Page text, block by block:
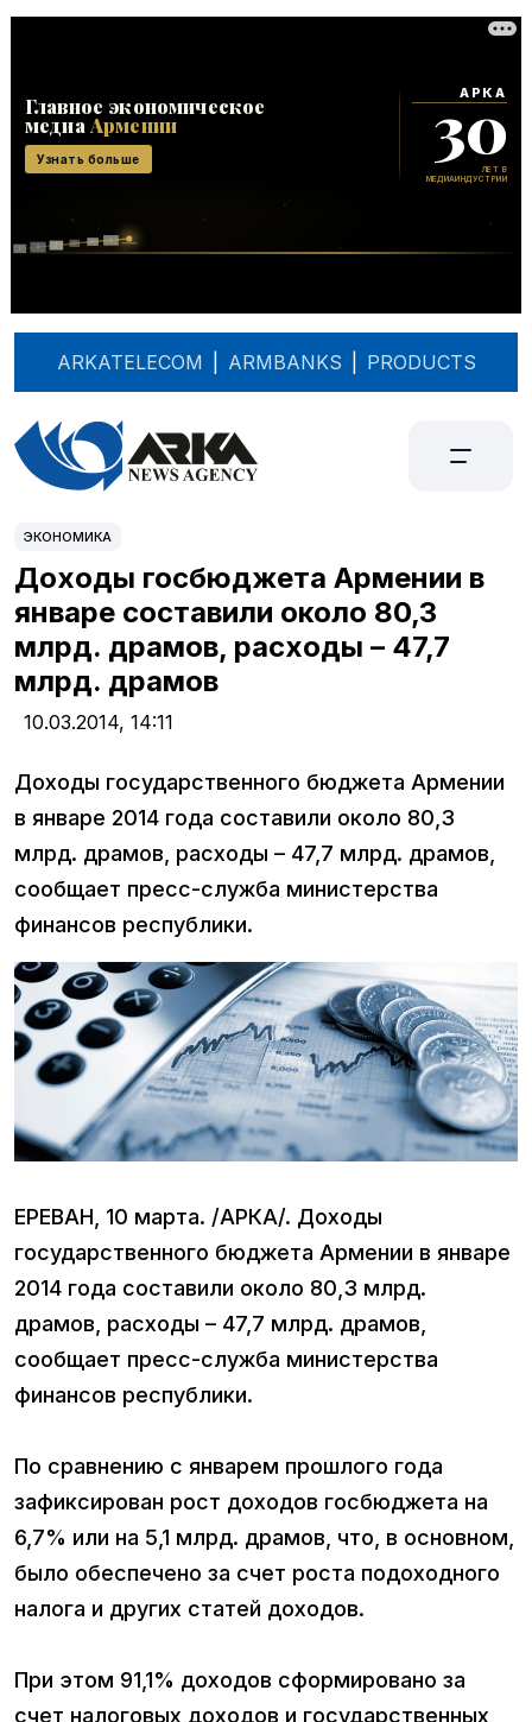
ARKATELECOM ARMBANKS PRODUCTS
ЭКОНОМИКА
Доходы госбюджета Армении в
январе составили около 80,3
млрд. драмов, расходы – 47,7
млрд. драмов
10.03.2014, 14:11
Доходы государственного бюджета Армении
в январе 2014 года составили около 80,3
млрд. драмов, расходы – 47,7 млрд. драмов,
сообщает пресс-служба министерства
финансов республики.
ЕРЕВАН, 10 марта. /АРКА/. Доходы
государственного бюджета Армении в январе
2014 года составили около 80,3 млрд.
драмов, расходы – 47,7 млрд. драмов,
сообщает пресс-служба министерства
финансов республики.
По сравнению с январем прошлого года
зафиксирован рост доходов госбюджета на
6,7% или на 5,1 млрд. драмов, что, в основном,
было обеспечено за счет роста подоходного
налога и других статей доходов.
При этом 91,1% доходов сформировано за
счет налоговых доходов и государственных